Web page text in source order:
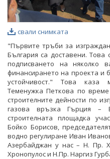
свали снимката
"Първите тръби за
България са доставени.
подписването на няколко
финансирането на проекта и
устойчивост." Това каза
Теменужка Петкова по
строителните дейности по
газова връзка Гърция –
строителната площадка
Бойко Борисов,
водно регулиране Иван
Азербайджан у нас – Н. Пр.
Хронопулос и Н.Пр. Наргиз